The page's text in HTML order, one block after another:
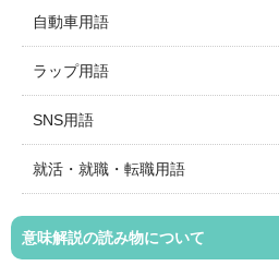
自動車用語
ラップ用語
SNS用語
就活・就職・転職用語
意味解説の読み物について